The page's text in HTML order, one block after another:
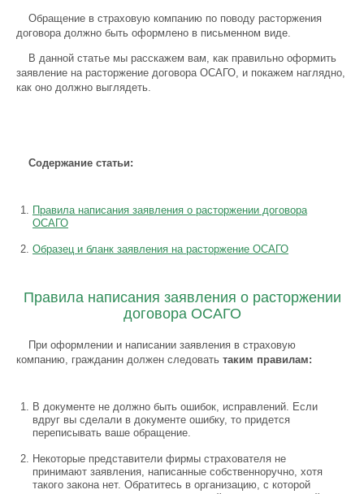
Обращение в страховую компанию по поводу расторжения
договора должно быть оформлено в письменном виде.
В данной статье мы расскажем вам, как правильно оформить
заявление на расторжение договора ОСАГО, и покажем наглядно,
как оно должно выглядеть.
Содержание статьи:
Правила написания заявления о расторжении договора
ОСАГО
Образец и бланк заявления на расторжение ОСАГО
Правила написания заявления о расторжении
договора ОСАГО
При оформлении и написании заявления в страховую
компанию, гражданин должен следовать таким правилам:
В документе не должно быть ошибок, исправлений. Если
вдруг вы сделали в документе ошибку, то придется
переписывать ваше обращение.
Некоторые представители фирмы страхователя не
принимают заявления, написанные собственноручно, хотя
такого закона нет. Обратитесь в организацию, с которой